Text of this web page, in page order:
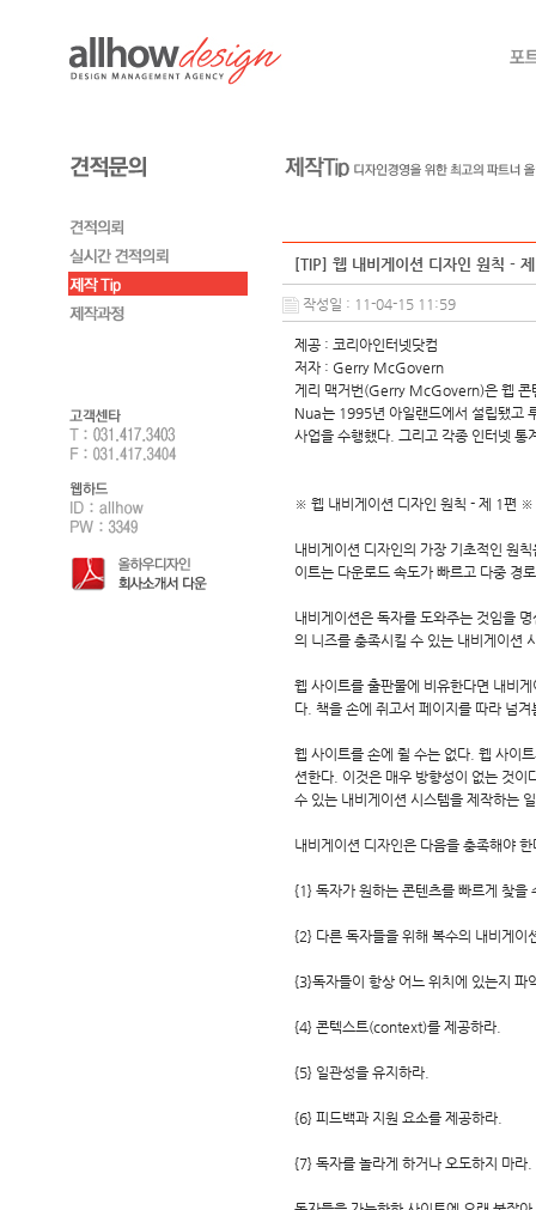
[TIP] 웹 내비게이션 디자인 원칙 -
작성일 : 11-04-15 11:59
제공 : 코리아인터넷닷컴
저자 : Gerry McGovern
게리 맥거번(Gerry McGovern)은 웹 콘
Nua는 1995년 아일랜드에서 설립됐고
사업을 수행했다. 그리고 각종 인터넷
※ 웹 내비게이션 디자인 원칙 - 제 1편 ※
내비게이션 디자인의 가장 기초적인 원
이트는 다운로드 속도가 빠르고 다중 경
내비게이션은 독자를 도와주는 것임을
의 니즈를 충족시킬 수 있는 내비게이션
웹 사이트를 출판물에 비유한다면 내비
다. 책을 손에 쥐고서 페이지를 따라 넘
웹 사이트를 손에 쥘 수는 없다. 웹 사이
션한다. 이것은 매우 방향성이 없는 것이
수 있는 내비게이션 시스템을 제작하는
내비게이션 디자인은 다음을 충족해야
{1} 독자가 원하는 콘텐츠를 빠르게 찾을
{2} 다른 독자들을 위해 복수의 내비게이
{3}독자들이 항상 어느 위치에 있는지 파
{4} 콘텍스트(context)를 제공하라.
{5} 일관성을 유지하라.
{6} 피드백과 지원 요소를 제공하라.
{7} 독자를 놀라게 하거나 오도하지 마라.